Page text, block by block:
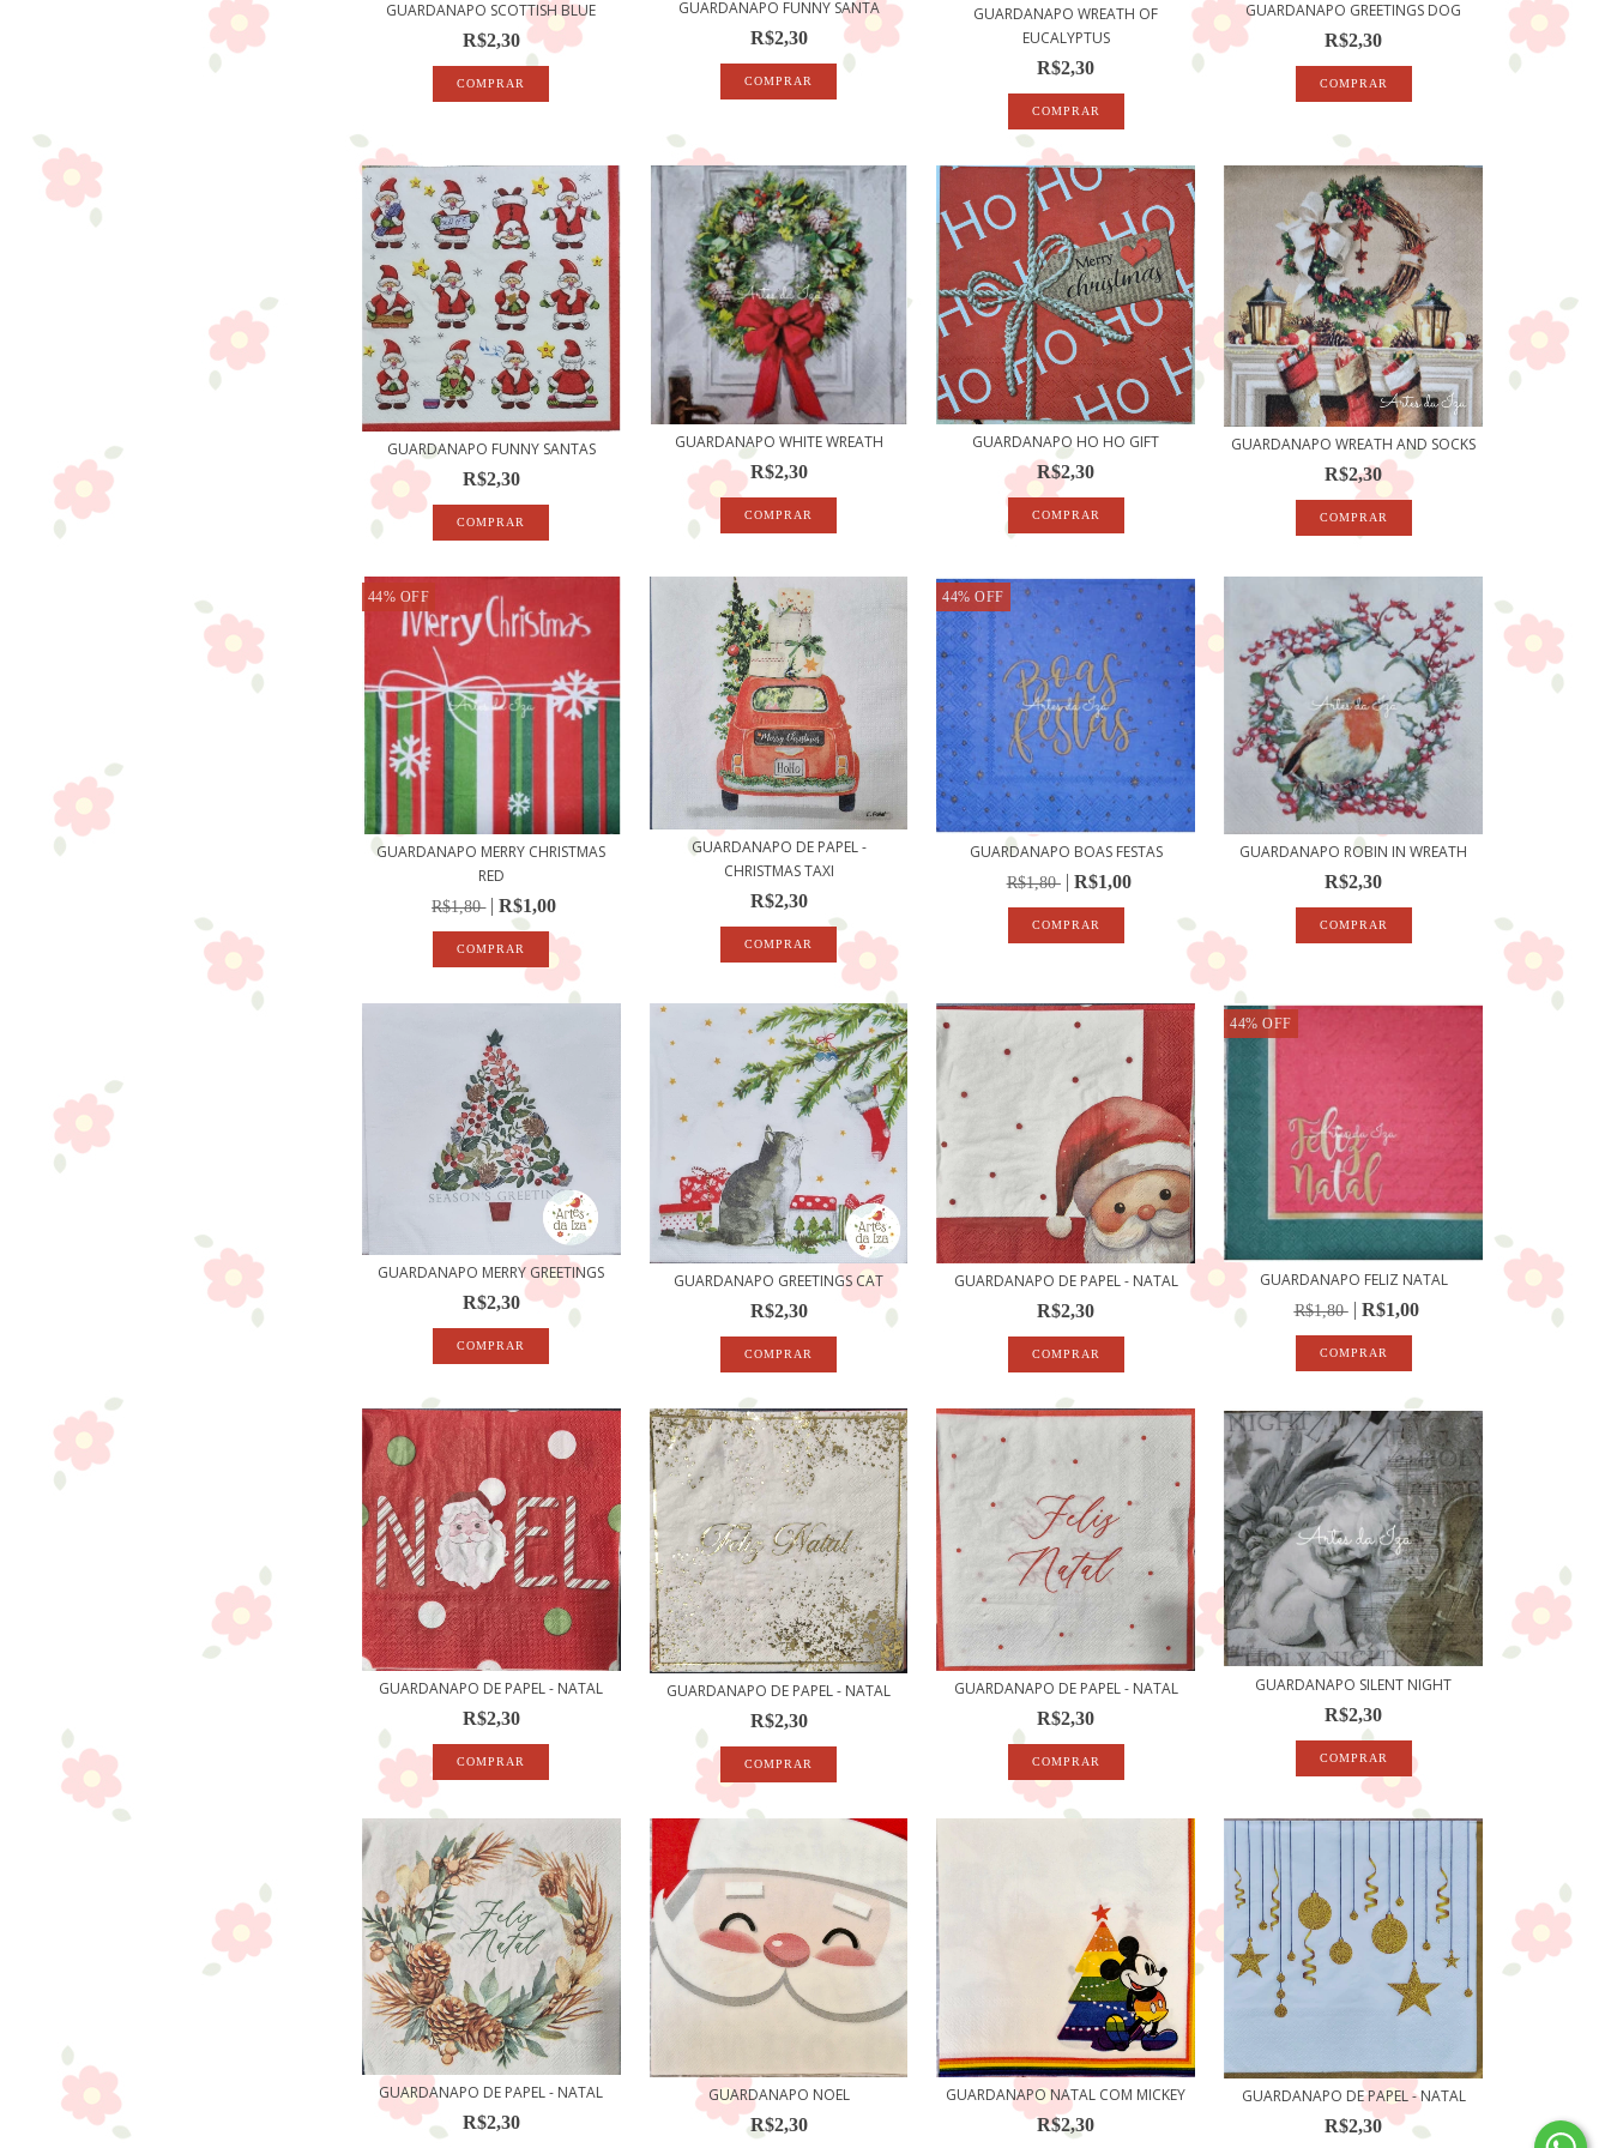
GUARDANAPO SCOTTISH BLUE
R$2,30
GUARDANAPO FUNNY SANTA
R$2,30
GUARDANAPO WREATH OF
EUCALYPTUS
R$2,30
GUARDANAPO GREETINGS DOG
R$2,30
GUARDANAPO FUNNY SANTAS
R$2,30
GUARDANAPO WHITE WREATH
R$2,30
GUARDANAPO HO HO GIFT
R$2,30
GUARDANAPO WREATH AND SOCKS
R$2,30
44% OFF
GUARDANAPO MERRY CHRISTMAS
RED
R$1,80 R$1,00
GUARDANAPO DE PAPEL -
CHRISTMAS TAXI
R$2,30
44%OFF
GUARDANAPO BOAS FESTAS
R$1,80 R$1,00
GUARDANAPO ROBIN IN WREATH
R$2,30
GUARDANAPO MERRY GREETINGS
R$2,30
GUARDANAPO GREETINGS CAT
R$2,30
GUARDANAPO DE PAPEL - NATAL
R$2,30
44%OFF
GUARDANAPO FELIZ NATAL
R$1,80 R$1,00
GUARDANAPO DE PAPEL - NATAL
R$2,30
GUARDANAPO DE PAPEL - NATAL
R$2,30
GUARDANAPO DE PAPEL - NATAL
R$2,30
GUARDANAPO SILENT NIGHT
R$2,30
GUARDANAPO DE PAPEL - NATAL
R$2,30
GUARDANAPO NOEL
R$2,30
GUARDANAPO NATAL COM MICKEY
R$2,30
GUARDANAPO DE PAPEL - NATAL
R$2,30